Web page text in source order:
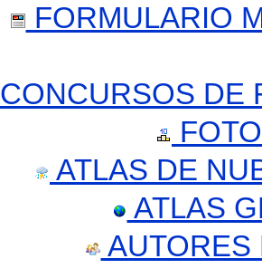
FORMULARIO
CONCURSOS DE
ATLAS DE
ATLAS
AUTORES